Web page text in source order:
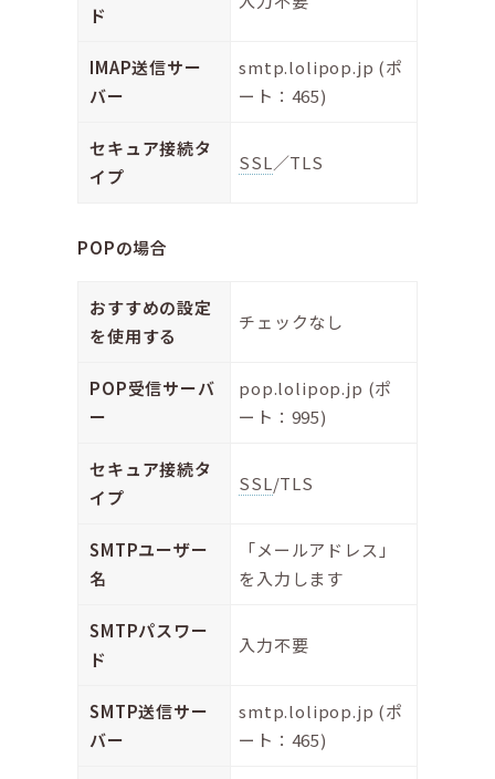
ド
IMAP送信サー
バー
smtp.lolipop.jp (ポ
ート：465)
セキュア接続タ
イプ
SSL／TLS
POPの場合
おすすめの設定
を使用する
チェックなし
POP受信サーバ
ー
pop.lolipop.jp (ポ
ート：995)
セキュア接続タ
イプ
SSL/TLS
SMTPユーザー
名
「メールアドレス」
を入力します
SMTPパスワー
ド
入力不要
SMTP送信サー
バー
smtp.lolipop.jp (ポ
ート：465)